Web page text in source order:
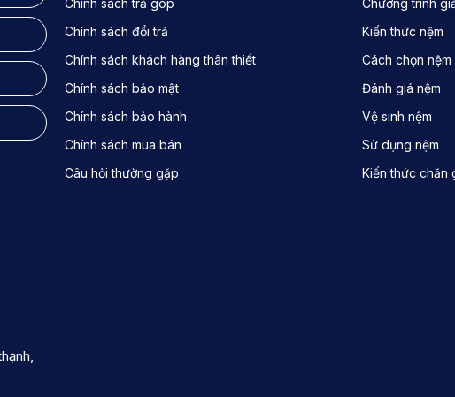
Chính sách trả góp
Chính sách đổi trả
Chính sách khách hàng thân thiết
Chính sách bảo mật
Chính sách bảo hành
Chính sách mua bán
Câu hỏi thường gặp
Chương trình
Kiến thức nệm
Cách chọn nệm
Đánh giá nệm
Vệ sinh nệm
Sử dụng nệm
Kiến thức chăn